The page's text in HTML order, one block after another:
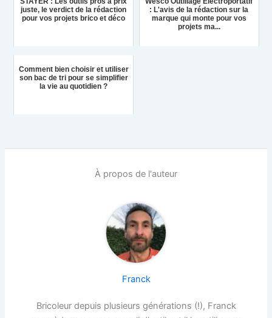
juste, le verdict de la rédaction
pour vos projets brico et déco
: L'avis de la rédaction sur la
marque qui monte pour vos
projets ma...
Comment bien choisir et utiliser
son bac de tri pour se simplifier
la vie au quotidien ?
À propos de l'auteur
Franck
Bricoleur depuis plusieurs générations (!), Franck